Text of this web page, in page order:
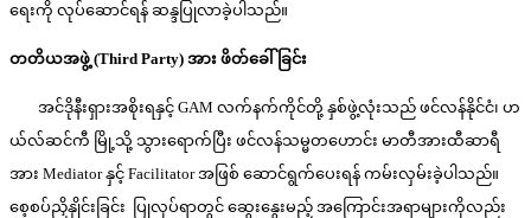
ရေးကို လုပ်ဆောင်ရန် ဆန္ဒပြုလာခဲ့ပါသည်။
တတိယအဖွဲ့ (Third Party) အား ဖိတ်ခေါ်ခြင်း
အင်ဒိုနီးရှားအစိုးရနှင့် GAM လက်နက်ကိုင်တို့ နှစ်ဖွဲ့လုံးသည် ဖင်လန်နိုင်ငံ၊ ဟ
ယ်လ်ဆင်ကီ မြို့သို့ သွားရောက်ပြီး ဖင်လန်သမ္မတဟောင်း မာတီအားထီဆာရီ
အား Mediator နှင့် Facilitator အဖြစ် ဆောင်ရွက်ပေးရန် ကမ်းလှမ်းခဲ့ပါသည်။
စေ့စပ်ညှိနှိုင်းခြင်း ပြုလုပ်ရာတွင် ဆွေးနွေးမည့် အကြောင်းအရာများကိုလည်း